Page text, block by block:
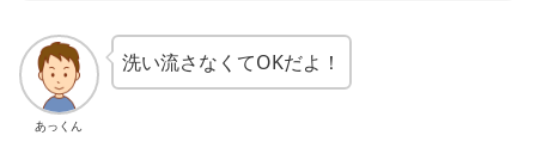
あっくん
洗い流さなくてOKだよ！